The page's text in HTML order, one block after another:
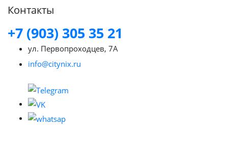
Контакты
+7 (903) 305 35 21
ул. Первопроходцев, 7А
info@citynix.ru